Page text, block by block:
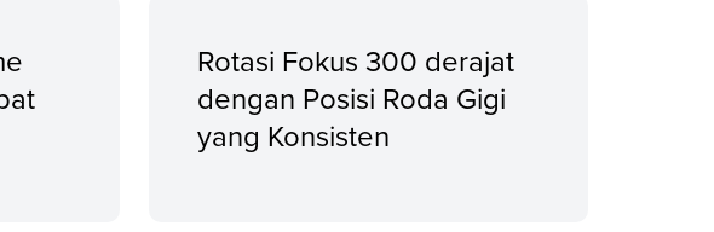
Rotasi Fokus 300 derajat
dengan Posisi Roda Gigi
yang Konsisten